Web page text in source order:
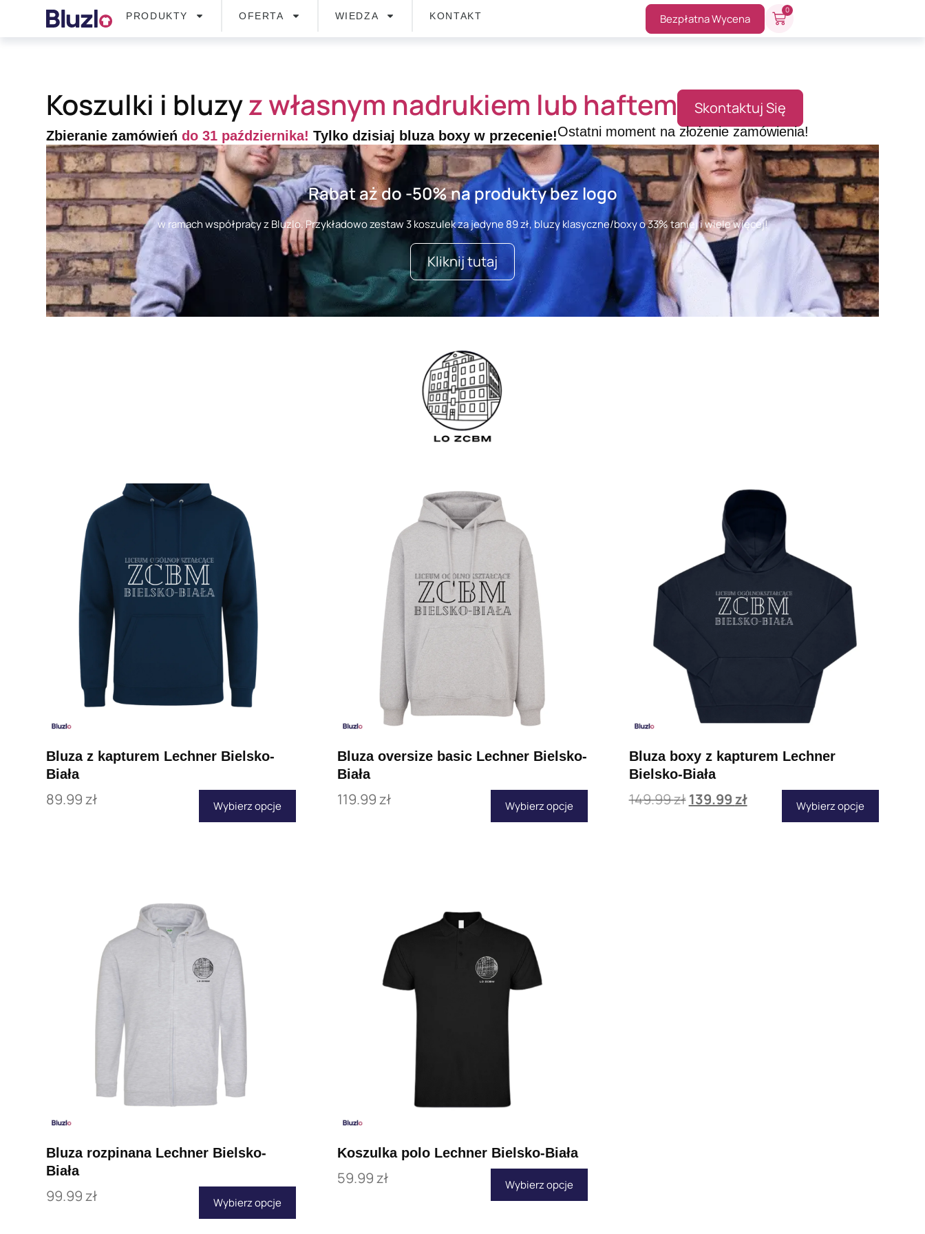
PRODUKTY OFERTA WIEDZA KONTAKT Bezpłatna Wycena
0
Koszulki i bluzyz własnym nadrukiem lub haftem Skontaktuj Się
Zbieranie zamówieńdo 31 października! Tylko dzisiaj bluza boxy w przecenie!Ostatni moment na złożenie zamówienia!
Rabat aż do -50% na produkty bez logo
w ramach współpracy z Bluzlo. Przykładowo zestaw 3 koszulek za jedyne 89 zł, bluzy klasyczne/boxy o 33% taniej i wiele więcej!
Kliknij tutaj
Bluza z kapturem Lechner Bielsko-
Biała
89.99zł Wybierz opcje
Bluza oversize basic Lechner Bielsko-
Biała
119.99zł Wybierz opcje
Bluza boxy z kapturem Lechner
Bielsko-Biała
149.99zł 139.99zł Wybierz opcje
Bluza rozpinana Lechner Bielsko-
Biała
99.99zł Wybierz opcje
Koszulka polo Lechner Bielsko-Biała
59.99zł Wybierz opcje